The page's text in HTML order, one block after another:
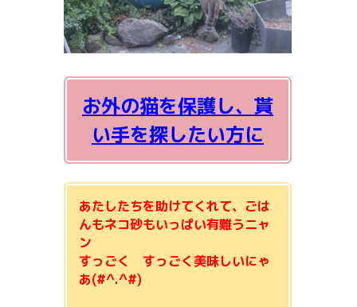
お外の猫を保護し、貰
い手を探したい方に
あたしたちを助けてくれて、ごは
んもネコ砂もいっぱい有難うニャ
ン
すっごく すっごく美味しいにゃ
あ(#^.^#)